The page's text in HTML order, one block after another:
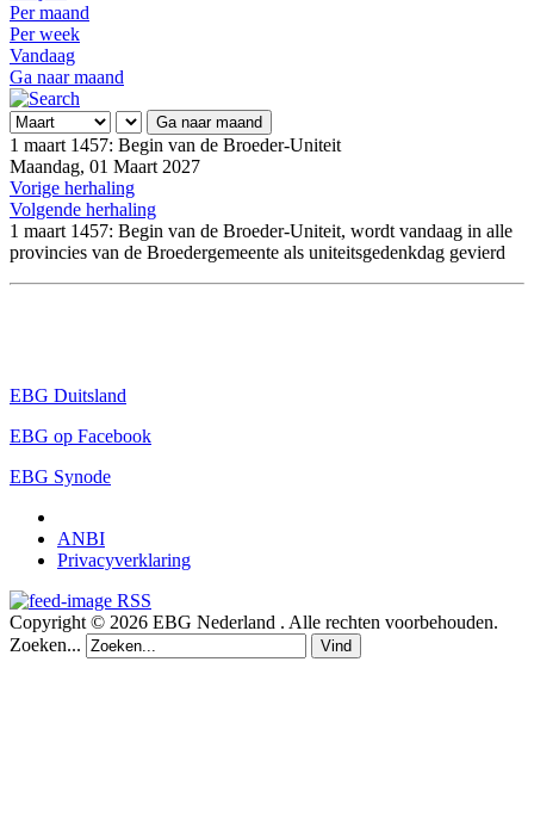
Per maand
Per week
Vandaag
Ga naar maand
Ga naar maand
1 maart 1457: Begin van de Broeder-Uniteit
Maandag, 01 Maart 2027
Vorige herhaling
Volgende herhaling
1 maart 1457: Begin van de Broeder-Uniteit, wordt vandaag in alle
provincies van de Broedergemeente als uniteitsgedenkdag gevierd
EBG Duitsland
EBG op Facebook
EBG Synode
ANBI
Privacyverklaring
RSS
Copyright © 2026 EBG Nederland . Alle rechten voorbehouden.
Zoeken...
Vind